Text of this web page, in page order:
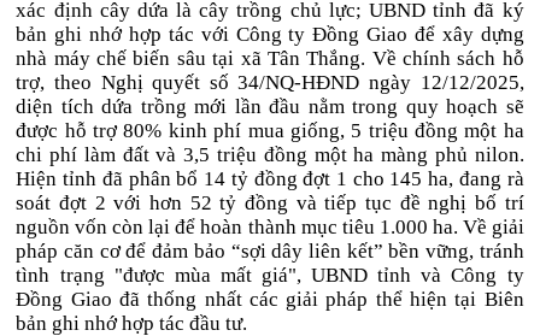
xác định cây dứa là cây trồng chủ lực; UBND tỉnh đã ký
bản ghi nhớ hợp tác với Công ty Đồng Giao để xây dựng
nhà máy chế biến sâu tại xã Tân Thắng. Về chính sách hỗ
trợ, theo Nghị quyết số 34/NQ-HĐND ngày 12/12/2025,
diện tích dứa trồng mới lần đầu nằm trong quy hoạch sẽ
được hỗ trợ 80% kinh phí mua giống, 5 triệu đồng một ha
chi phí làm đất và 3,5 triệu đồng một ha màng phủ nilon.
Hiện tỉnh đã phân bổ 14 tỷ đồng đợt 1 cho 145 ha, đang rà
soát đợt 2 với hơn 52 tỷ đồng và tiếp tục đề nghị bố trí
nguồn vốn còn lại để hoàn thành mục tiêu 1.000 ha. Về giải
pháp căn cơ để đảm bảo “sợi dây liên kết” bền vững, tránh
tình trạng "được mùa mất giá", UBND tỉnh và Công ty
Đồng Giao đã thống nhất các giải pháp thể hiện tại Biên
bản ghi nhớ hợp tác đầu tư.